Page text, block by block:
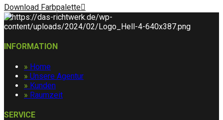
Download Farbpalette
INFORMATION
» Home
» Unsere Agentur
» Kunden
» Raumzeit
SERVICE